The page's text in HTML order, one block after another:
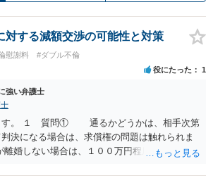
対する減額交渉の可能性と対策
慰謝料 #ダブル不倫
役にたった 1
強い弁護士
す。 １ 質問① 通るかどうかは、相手次第
決になる場合は、求償権の問題は触れられま
しない場合は、１００万円程度となる可能
すから（経済的、時間的、精神的負担等）、